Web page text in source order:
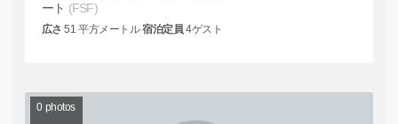
ート (FSF)
広さ 51 平方メートル宿泊定員 4ゲスト
0 photos